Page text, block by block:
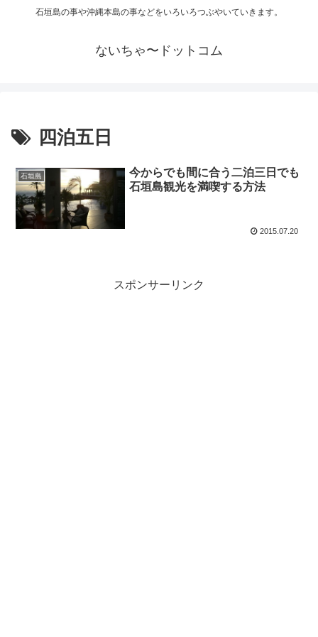
石垣島の事や沖縄本島の事などをいろいろつぶやいていきます。
ないちゃ〜ドットコム
四泊五日
石垣島
今からでも間に合う二泊三日でも
石垣島観光を満喫する方法
2015.07.20
スポンサーリンク